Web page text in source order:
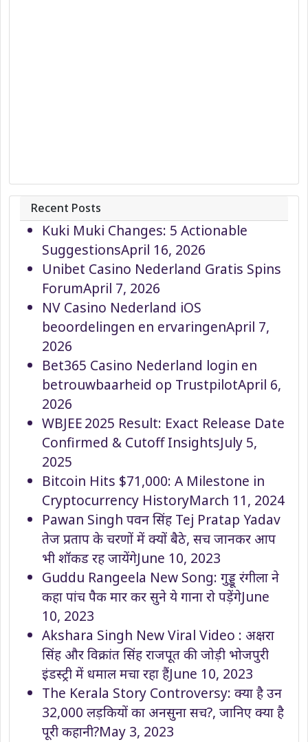
Recent Posts
Kuki Muki Changes: 5 Actionable
SuggestionsApril 16, 2026
Unibet Casino Nederland Gratis Spins
ForumApril 7, 2026
NV Casino Nederland iOS
beoordelingen en ervaringenApril 7,
2026
Bet365 Casino Nederland login en
betrouwbaarheid op TrustpilotApril 6,
2026
WBJEE 2025 Result: Exact Release Date
Confirmed & Cutoff InsightsJuly 5,
2025
Bitcoin Hits $71,000: A Milestone in
Cryptocurrency HistoryMarch 11, 2024
Pawan Singh पवन सिंह Tej Pratap Yadav
तेज प्रताप के चरणों में क्यों बैठे, सच जानकर आप
भी शॉकड रह जायेंगेJune 10, 2023
Guddu Rangeela New Song: गुड्डू रंगीला ने
कहा पांच पैक मार कर सुने ये गाना रो पड़ेंगेJune
10, 2023
Akshara Singh New Viral Video : अक्षरा
सिंह और विक्रांत सिंह राजपूत की जोड़ी भोजपुरी
इंडस्ट्री में धमाल मचा रहा हैंJune 10, 2023
The Kerala Story Controversy: क्या है उन
32,000 लड़कियों का अनसुना सच?, जानिए क्या है
पूरी कहानी?May 3, 2023